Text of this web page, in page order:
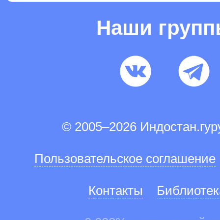
Наши
© 2005–2026
Пользовательское соглашение
Контакты